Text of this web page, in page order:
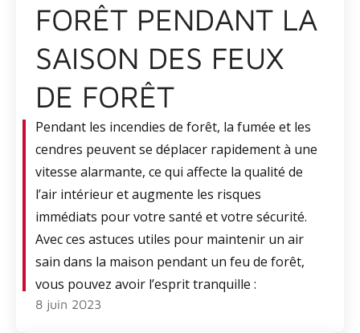
FORÊT PENDANT LA
SAISON DES FEUX
DE FORÊT
Pendant les incendies de forêt, la fumée et les
cendres peuvent se déplacer rapidement à une
vitesse alarmante, ce qui affecte la qualité de
l’air intérieur et augmente les risques
immédiats pour votre santé et votre sécurité.
Avec ces astuces utiles pour maintenir un air
sain dans la maison pendant un feu de forêt,
vous pouvez avoir l’esprit tranquille :
8 juin 2023